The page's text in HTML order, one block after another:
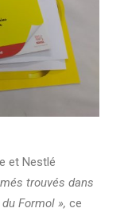
et Nestlé
trouvés dans
Formol », ce